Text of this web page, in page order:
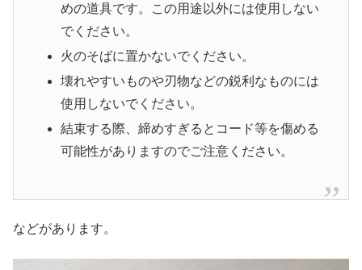
めの道具です。この用途以外には使用しない
でください。
火のそばに置かないでください。
壊れやすいものや刃物などの鋭利なものには
使用しないでください。
結束する際、締めすぎるとコード等を傷める
可能性がありますのでご注意ください。
などがあります。